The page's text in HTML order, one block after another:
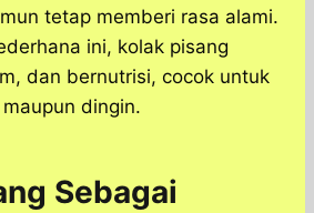
tetap memberi rasa alami.
ini, kolak pisang
dan bernutrisi, cocok untuk
dingin.
Sebagai